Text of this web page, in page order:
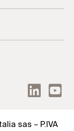
sas – P.IVA